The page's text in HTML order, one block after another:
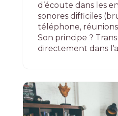
d’écoute dans les
sonores difficiles
téléphone,
Son principe ?
directement dans